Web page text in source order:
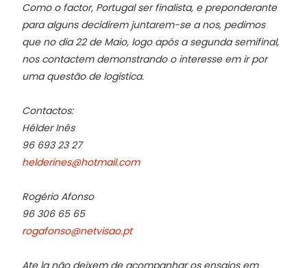
Como o factor, Portugal ser finalista, e preponderante
para alguns decidirem juntarem-se a nos, pedimos
que no dia 22 de Maio, logo após a segunda semifinal,
nos contactem demonstrando o interesse em ir por
uma questão de logística.
Contactos:
Hélder Inês
96 693 23 27
helderines@hotmail.com
Rogério Afonso
96 306 65 65
rogafonso@netvisao.pt
Ate la não deixem de acompanhar os ensaios em